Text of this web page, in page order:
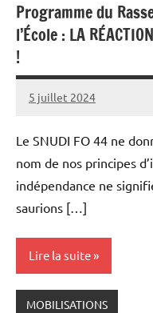
Programme du
l’École : LA
!
5 juillet 2024
Snudifo44
Le SNUDI FO 44 ne
nom de nos principes
indépendance ne
saurions […]
Lire la suite
MOBILISATIONS